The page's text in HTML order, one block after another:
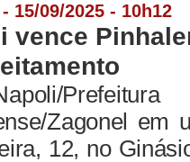
15/09/2025 - 10h12
vence
Zagonel em
12, no